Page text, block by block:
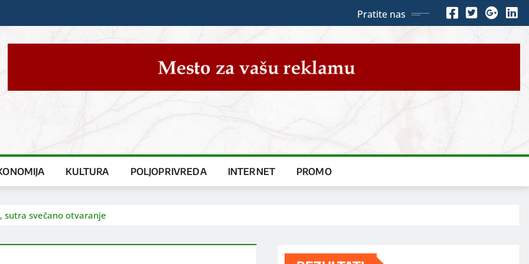
Pratite nas
KULTURA POLJOPRIVREDA INTERNET PROMO
sutra svečano otvaranje